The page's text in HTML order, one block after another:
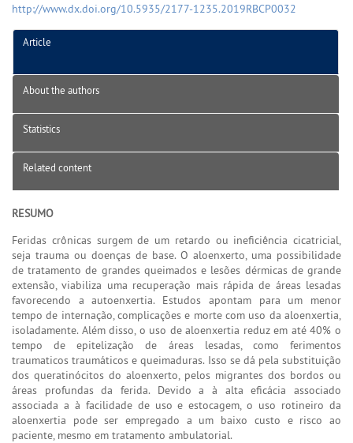
http://www.dx.doi.org/10.5935/2177-1235.2019RBCP0032
Article
About the authors
Statistics
Related content
RESUMO
Feridas crônicas surgem de um retardo ou ineficiência cicatricial,
seja trauma ou doenças de base. O aloenxerto, uma possibilidade
de tratamento de grandes queimados e lesões dérmicas de grande
extensão, viabiliza uma recuperação mais rápida de áreas lesadas
favorecendo a autoenxertia. Estudos apontam para um menor
tempo de internação, complicações e morte com uso da aloenxertia,
isoladamente. Além disso, o uso de aloenxertia reduz em até 40% o
tempo de epitelização de áreas lesadas, como ferimentos
traumaticos traumáticos e queimaduras. Isso se dá pela substituição
dos queratinócitos do aloenxerto, pelos migrantes dos bordos ou
áreas profundas da ferida. Devido a à alta eficácia associado
associada a à facilidade de uso e estocagem, o uso rotineiro da
aloenxertia pode ser empregado a um baixo custo e risco ao
paciente, mesmo em tratamento ambulatorial.